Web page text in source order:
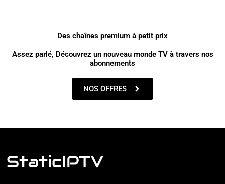
Des chaînes premium à petit prix
Assez parlé, Découvrez un nouveau monde TV à travers nos
abonnements
NOS OFFRES